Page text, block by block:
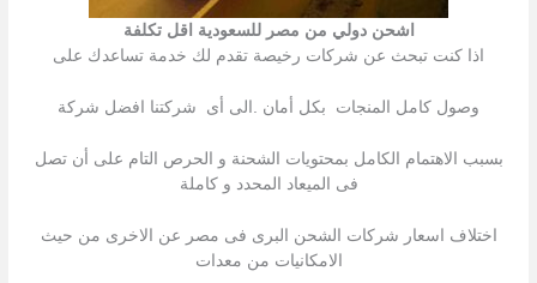
اشحن دولي من مصر للسعودية اقل تكلفة
اذا كنت تبحث عن شركات رخیصة تقدم لك خدمة تساعدك على
وصول كامل المنجات بكل أمان .الى أى شركتنا افضل شركة
بسبب الاھتمام الكامل بمحتویات الشحنة و الحرص التام على أن تصل
فى المیعاد المحدد و كاملة
اختلاف اسعار شركات الشحن البرى فى مصر عن الاخرى من حیث
الامكانیات من معدات